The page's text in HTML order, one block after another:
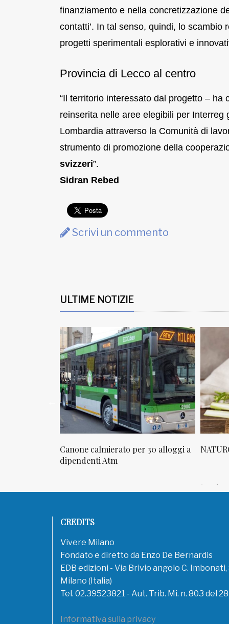
finanziamento e nella concretizzazione
contatti’. In tal senso, quindi, lo
progetti sperimentali esplorativi e
Provincia di Lecco al centro
“Il territorio interessato dal progetto –
reinserita nelle aree elegibili per Interreg
Lombardia attraverso la Comunità di
strumento di promozione della
svizzeri”.
Sidran Rebed
Scrivi un commento
ULTIME NOTIZIE
Canone calmierato per 30 alloggi a
dipendenti Atm
CREDITS
Vivere Milano
Fondato e diretto da Enzo De Bernardis
EDB edizioni - Via Brivio angolo C.
Milano (Italia)
Tel. 02.39523821 - Aut. Trib. Mi. n. 803 del
Informativa sulla privacy